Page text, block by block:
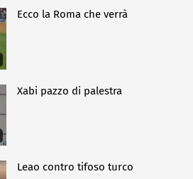
Ecco la Roma che verrà
Xabi pazzo di palestra
Leao contro tifoso turco